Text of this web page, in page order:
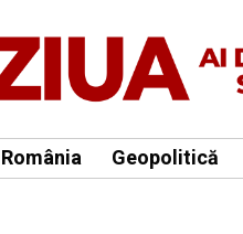
România Geopolitică